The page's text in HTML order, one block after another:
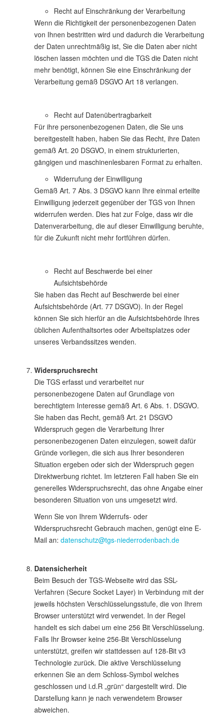
Recht auf Einschränkung der Verarbeitung
Wenn die Richtigkeit der personenbezogenen Daten
von Ihnen bestritten wird und dadurch die Verarbeitung
der Daten unrechtmäßig ist, Sie die Daten aber nicht
löschen lassen möchten und die TGS die Daten nicht
mehr benötigt, können Sie eine Einschränkung der
Verarbeitung gemäß DSGVO Art 18 verlangen.
Recht auf Datenübertragbarkeit
Für ihre personenbezogenen Daten, die Sie uns
bereitgestellt haben, haben Sie das Recht, ihre Daten
gemäß Art. 20 DSGVO, in einem strukturierten,
gängigen und maschinenlesbaren Format zu erhalten.
Widerrufung der Einwilligung
Gemäß Art. 7 Abs. 3 DSGVO kann Ihre einmal erteilte
Einwilligung jederzeit gegenüber der TGS von Ihnen
widerrufen werden. Dies hat zur Folge, dass wir die
Datenverarbeitung, die auf dieser Einwilligung beruhte,
für die Zukunft nicht mehr fortführen dürfen.
Recht auf Beschwerde bei einer
Aufsichtsbehörde
Sie haben das Recht auf Beschwerde bei einer
Aufsichtsbehörde (Art. 77 DSGVO). In der Regel
können Sie sich hierfür an die Aufsichtsbehörde Ihres
üblichen Aufenthaltsortes oder Arbeitsplatzes oder
unseres Verbandssitzes wenden.
Widerspruchsrecht
Die TGS erfasst und verarbeitet nur
personenbezogene Daten auf Grundlage von
berechtigtem Interesse gemäß Art. 6 Abs. 1. DSGVO.
Sie haben das Recht, gemäß Art. 21 DSGVO
Widerspruch gegen die Verarbeitung Ihrer
personenbezogenen Daten einzulegen, soweit dafür
Gründe vorliegen, die sich aus Ihrer besonderen
Situation ergeben oder sich der Widerspruch gegen
Direktwerbung richtet. Im letzteren Fall haben Sie ein
generelles Widerspruchsrecht, das ohne Angabe einer
besonderen Situation von uns umgesetzt wird.
Wenn Sie von Ihrem Widerrufs- oder
Widerspruchsrecht Gebrauch machen, genügt eine E-
Mail an: datenschutz@tgs-niederrodenbach.de
Datensicherheit
Beim Besuch der TGS-Webseite wird das SSL-
Verfahren (Secure Socket Layer) in Verbindung mit der
jeweils höchsten Verschlüsselungsstufe, die von Ihrem
Browser unterstützt wird verwendet. In der Regel
handelt es sich dabei um eine 256 Bit Verschlüsselung.
Falls Ihr Browser keine 256-Bit Verschlüsselung
unterstützt, greifen wir stattdessen auf 128-Bit v3
Technologie zurück. Die aktive Verschlüsselung
erkennen Sie an dem Schloss-Symbol welches
geschlossen und i.d.R „grün“ dargestellt wird. Die
Darstellung kann je nach verwendetem Browser
abweichen.